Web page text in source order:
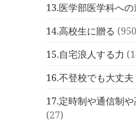
13.医学部医学科への
14.高校生に贈る
15.自宅浪人する力
16.不登校でも大丈夫
17.定時制や通信制
(27)